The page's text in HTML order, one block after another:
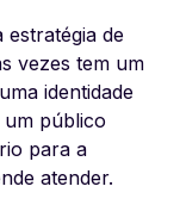
estratégia de
vezes tem um
identidade
público
para a
atender.